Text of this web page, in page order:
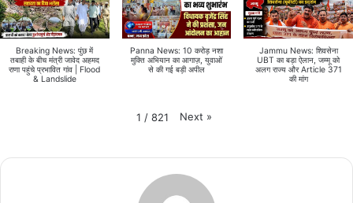
Breaking News: पुंछ में
तबाही के बीच मंत्री जावेद अहमद
राणा पहुंचे प्रभावित गांव | Flood
& Landslide
Panna News: 10 करोड़ नशा
मुक्ति अभियान का आगाज़, युवाओं
से की गई बड़ी अपील
Jammu News: शिवसेना
UBT का बड़ा ऐलान, जम्मू को
अलग राज्य और Article 371
की मांग
1 / 821 Next »